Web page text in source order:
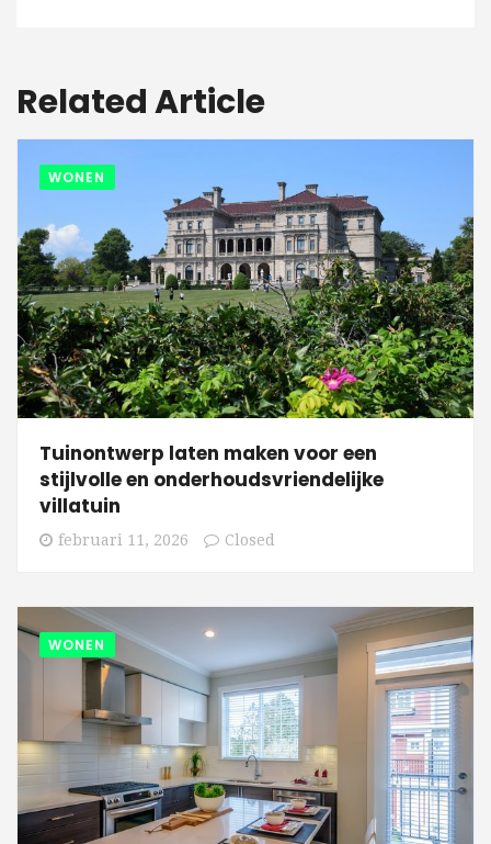
Related Article
WONEN
Tuinontwerp laten maken voor een
stijlvolle en onderhoudsvriendelijke
villatuin
februari 11, 2026 Closed
WONEN